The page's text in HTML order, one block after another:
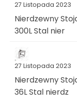
27 Listopada 2023
Nierdzewny
300L Stal nier
27 Listopada 2023
Nierdzewny
36L Stal nierdz